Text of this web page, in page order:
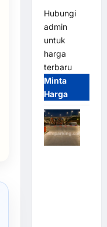
Hubungi
admin
untuk
harga
terbaru
Minta
Harga